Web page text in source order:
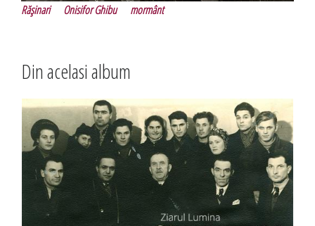
Răşinari Onisifor Ghibu mormânt
Din acelasi album